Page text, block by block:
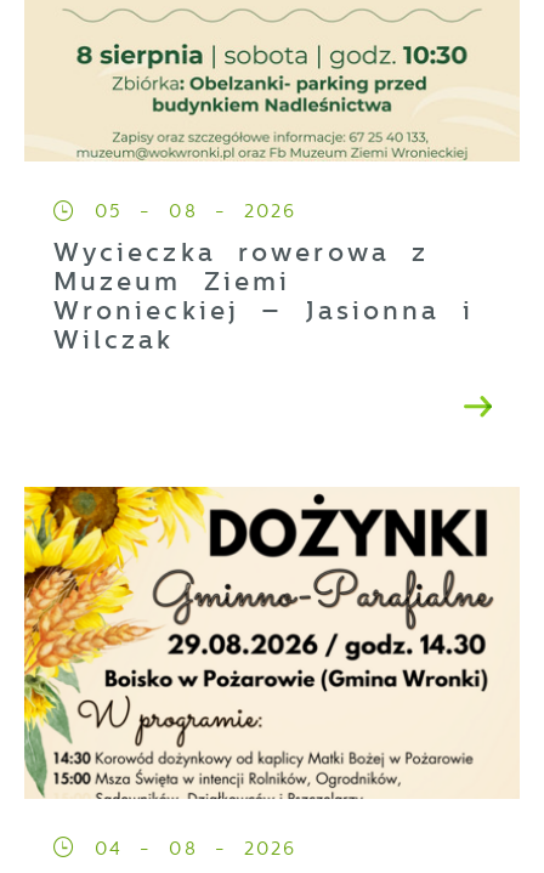
05 - 08 - 2026
Wycieczka rowerowa z
Muzeum Ziemi
Wronieckiej – Jasionna i
Wilczak
04 - 08 - 2026